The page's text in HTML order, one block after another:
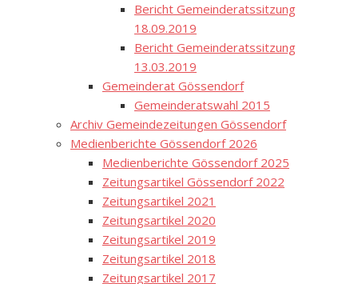
Bericht Gemeinderatssitzung
18.09.2019
Bericht Gemeinderatssitzung
13.03.2019
Gemeinderat Gössendorf
Gemeinderatswahl 2015
Archiv Gemeindezeitungen Gössendorf
Medienberichte Gössendorf 2026
Medienberichte Gössendorf 2025
Zeitungsartikel Gössendorf 2022
Zeitungsartikel 2021
Zeitungsartikel 2020
Zeitungsartikel 2019
Zeitungsartikel 2018
Zeitungsartikel 2017